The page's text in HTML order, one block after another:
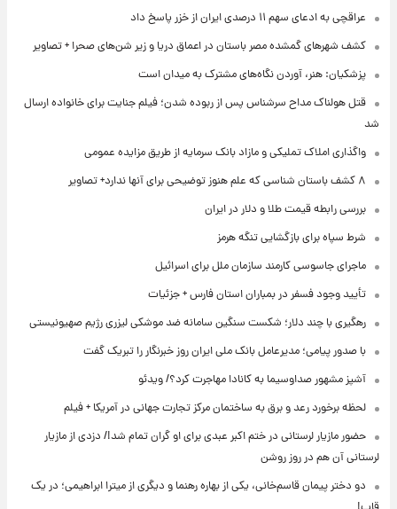
عراقچی به ادعای سهم ۱۱ درصدی ایران از خزر پاسخ داد
کشف شهرهای گمشده مصر باستان در اعماق دریا و زیر شن‌های صحرا + تصاویر
پزشکیان: هنر، آوردن نگاه‌های مشترک به میدان است
قتل هولناک مداح سرشناس پس از ربوده شدن؛ فیلم جنایت برای خانواده ارسال
شد
واگذاری املاک تملیکی و مازاد بانک سرمایه از طریق مزایده عمومی
۸ کشف باستان شناسی که علم هنوز توضیحی برای آنها ندارد+ تصاویر
بررسی رابطه قیمت طلا و دلار در ایران
شرط سپاه برای بازگشایی تنگه هرمز
ماجرای جاسوسی کارمند سازمان ملل برای اسرائیل
تأیید وجود فسفر در بمباران استان فارس + جزئیات
رهگیری با چند دلار؛ شکست سنگین سامانه ضد موشکی لیزری رژیم صهیونیستی
با صدور پیامی؛ مدیرعامل بانک ملی ایران روز خبرنگار را تبریک گفت
آشپز مشهور صداوسیما به کانادا مهاجرت کرد؟/ ویدئو
لحظه برخورد رعد و برق به ساختمان مرکز تجارت جهانی در آمریکا + فیلم
حضور مازیار لرستانی در ختم اکبر عبدی برای او گران تمام شد!/ دزدی از مازیار
لرستانی آن هم در روز روشن
دو دختر پیمان قاسم‌خانی، یکی از بهاره رهنما و دیگری از میترا ابراهیمی؛ در یک